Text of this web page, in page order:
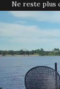
Ne reste plus